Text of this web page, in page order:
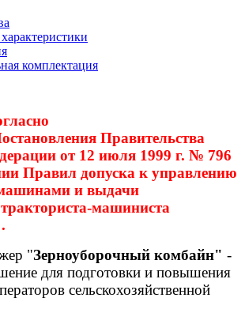
комплектация
Правительства
от 12 июля 1999 г. № 796
Правил допуска к управлению
и выдачи
машиниста
"Зерноуборочный комбайн" -
для подготовки и повышения
сельскохозяйственной